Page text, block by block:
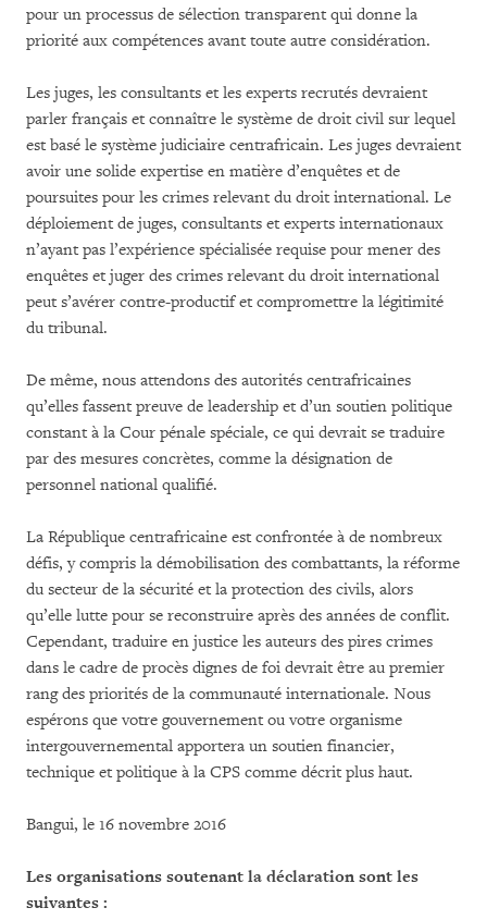
pour un processus de sélection transparent qui donne la
priorité aux compétences avant toute autre considération.
Les juges, les consultants et les experts recrutés devraient
parler français et connaître le système de droit civil sur lequel
est basé le système judiciaire centrafricain. Les juges devraient
avoir une solide expertise en matière d’enquêtes et de
poursuites pour les crimes relevant du droit international. Le
déploiement de juges, consultants et experts internationaux
n’ayant pas l’expérience spécialisée requise pour mener des
enquêtes et juger des crimes relevant du droit international
peut s’avérer contre-productif et compromettre la légitimité
du tribunal.
De même, nous attendons des autorités centrafricaines
qu’elles fassent preuve de leadership et d’un soutien politique
constant à la Cour pénale spéciale, ce qui devrait se traduire
par des mesures concrètes, comme la désignation de
personnel national qualifié.
La République centrafricaine est confrontée à de nombreux
défis, y compris la démobilisation des combattants, la réforme
du secteur de la sécurité et la protection des civils, alors
qu’elle lutte pour se reconstruire après des années de conflit.
Cependant, traduire en justice les auteurs des pires crimes
dans le cadre de procès dignes de foi devrait être au premier
rang des priorités de la communauté internationale. Nous
espérons que votre gouvernement ou votre organisme
intergouvernemental apportera un soutien financier,
technique et politique à la CPS comme décrit plus haut.
Bangui, le 16 novembre 2016
Les organisations soutenant la déclaration sont les
suivantes :